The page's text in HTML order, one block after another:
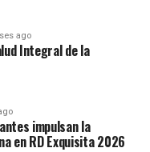
ago
Integral de la
impulsan la
en RD Exquisita 2026